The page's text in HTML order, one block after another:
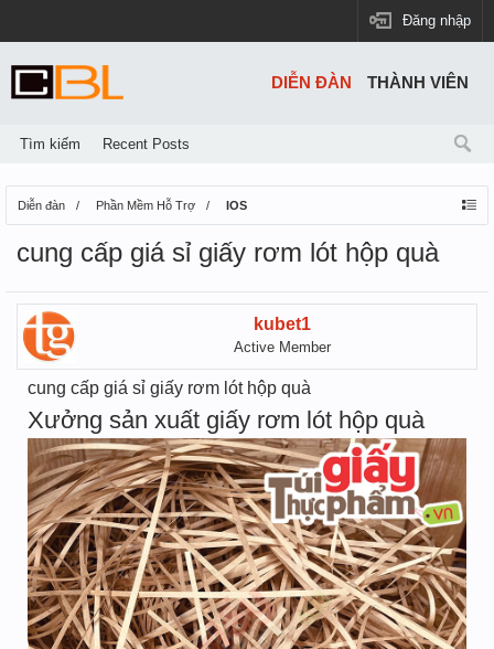
Đăng nhập
Diễn đàn Phần Mềm Hỗ Trợ IOS
cung cấp giá sỉ giấy rơm lót hộp quà
kubet1
Active Member
cung cấp giá sỉ giấy rơm lót hộp quà
Xưởng sản xuất giấy rơm lót hộp quà
DIỄN ĐÀN
Tìm kiếm Recent Posts
THÀNH VIÊN